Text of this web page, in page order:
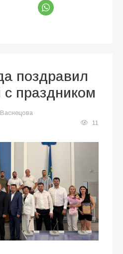
поздравил
с праздником
11